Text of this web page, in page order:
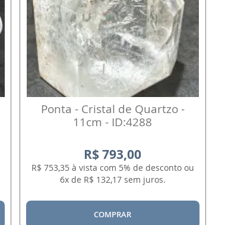
Ponta - Cristal de Quartzo -
11cm - ID:4288
R$ 793,00
R$ 753,35 à vista com 5% de desconto ou
6x de R$ 132,17 sem juros.
COMPRAR